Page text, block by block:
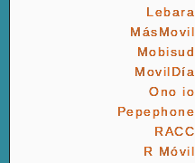
Lebara
MásMovil
Mobisud
MovilDía
Ono io
Pepephone
RACC
R Móvil